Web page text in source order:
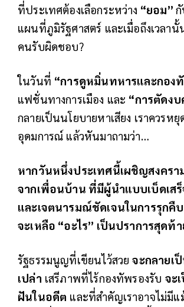
ที่ประเทศต้องเลือกระหว่าง “ยอม”
แผนที่ภูมิรัฐศาสตร์ และเมื่อถึงเวลานั้
คนรับผิดชอบ?
ในวันที่ “การดูหมิ่นทหารและกอง
แฟชั่นทางการเมือง และ “การตัดง
กลายเป็นนโยบายหาเสียง เราควรหยุ
อุดมการณ์ แล้วหันมาถามว่า…
หากวันหนึ่งประเทศนี้เผชิญสงครา
จากเพื่อนบ้าน ที่มีผู้นำแบบเบ็ดเส
และเจตนารมณ์ชัดเจนในการรุกคื
จะเหลือ “อะไร” เป็นปราการสุดท้
รัฐธรรมนูญที่เขียนไว้สวยจะกลายเ
เปล่า เสรีภาพที่ไร้กองทัพรองรับ จะ
ฝันในอดีต และที่สำคัญเราอาจไม่มีแ